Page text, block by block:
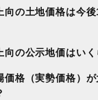
向の土地価格は今
向の公示地価はいく
価格（実勢価格）